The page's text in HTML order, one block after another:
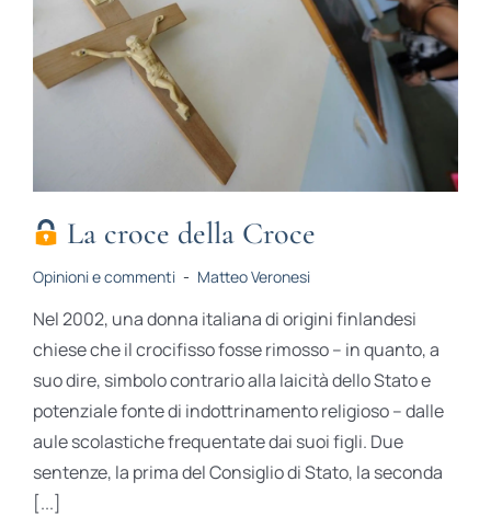
La croce della Croce
Opinioni e commenti - Matteo Veronesi
Nel 2002, una donna italiana di origini finlandesi
chiese che il crocifisso fosse rimosso – in quanto, a
suo dire, simbolo contrario alla laicità dello Stato e
potenziale fonte di indottrinamento religioso – dalle
aule scolastiche frequentate dai suoi figli. Due
sentenze, la prima del Consiglio di Stato, la seconda
[...]